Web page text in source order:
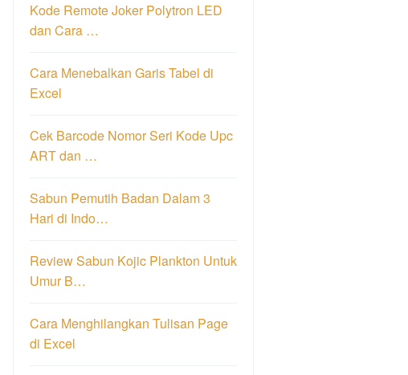
Kode Remote Joker Polytron LED
dan Cara …
Cara Menebalkan Garis Tabel di
Excel
Cek Barcode Nomor Seri Kode Upc
ART dan …
Sabun Pemutih Badan Dalam 3
Hari di Indo…
Review Sabun Kojic Plankton Untuk
Umur B…
Cara Menghilangkan Tulisan Page
di Excel